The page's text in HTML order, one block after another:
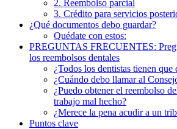
2. Reembolso parcial
3. Crédito para servicios
¿Qué documentos debo guardar?
Quédate con estos:
PREGUNTAS FRECUENTES:
los reembolsos dentales
¿Todos los dentistas tienen
¿Cuándo debo llamar al
¿Puedo obtener el reembolso
trabajo mal hecho?
¿Merece la pena acudir a un
Puntos clave